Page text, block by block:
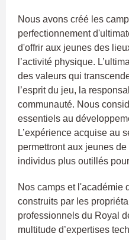
Nous avons créé les
perfectionnement
d'offrir aux jeunes des
l’activité physique.
des valeurs qui
l’esprit du jeu, la
communauté. Nous
essentiels au
L’expérience acquise au
permettront aux jeunes de
individus plus outillés
Nos camps et l'académie
construits par les
professionnels du Royal
multitude d’expertises